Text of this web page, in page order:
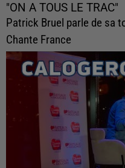
"ON A TOUS LE TRAC"
Patrick Bruel parle de sa
Chante France